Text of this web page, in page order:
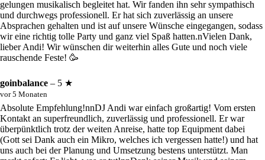
gelungen musikalisch begleitet hat. Wir fanden ihn sehr sympathisch
und durchwegs professionell. Er hat sich zuverlässig an unsere
Absprachen gehalten und ist auf unsere Wünsche eingegangen, sodass
wir eine richtig tolle Party und ganz viel Spaß hatten.nVielen Dank,
lieber Andi! Wir wünschen dir weiterhin alles Gute und noch viele
rauschende Feste! 🥳
goinbalance – 5 ★
vor 5 Monaten
Absolute Empfehlung!nnDJ Andi war einfach großartig! Vom ersten
Kontakt an superfreundlich, zuverlässig und professionell. Er war
überpünktlich trotz der weiten Anreise, hatte top Equipment dabei
(Gott sei Dank auch ein Mikro, welches ich vergessen hatte!) und hat
uns auch bei der Planung und Umsetzung bestens unterstützt. Man